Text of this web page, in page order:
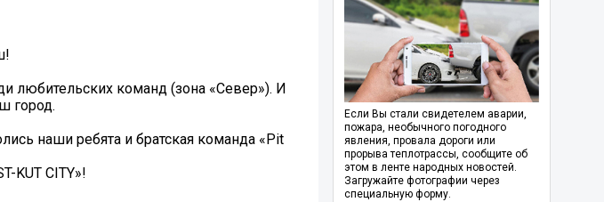
любительских команд (зона «Север»). И
город.
наши ребята и братская команда «Pit
KUT CITY»!
Если Вы стали свидетелем аварии,
пожара, необычного погодного
явления, провала дороги или
прорыва теплотрассы, сообщите об
этом в ленте народных новостей.
Загружайте фотографии через
специальную форму.